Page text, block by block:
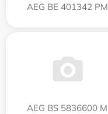
AEG BE 401342 PM
AEG BS 5836600 M